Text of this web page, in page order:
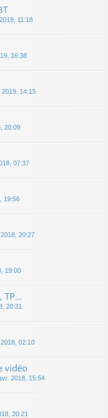
11:18
16:38
2019, 14:15
20:09
07:37
19:56
20:27
19:00
TP...
20:31
02:10
vidéo
2018, 15:54
20:21